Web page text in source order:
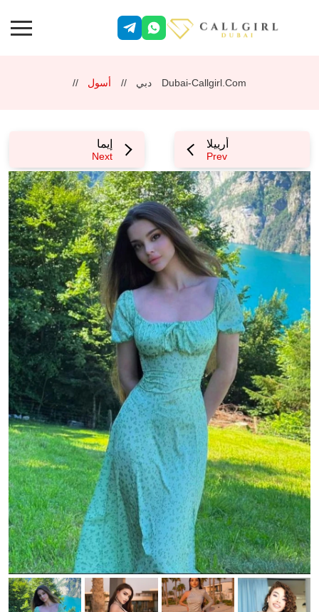
Dubai-Callgirl.com دبي أسول
أرييلا
Prev
إيما
Next